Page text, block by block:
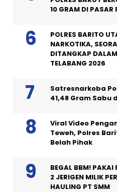
10 GRAM DI PASAR
POLRES BARITO
NARKOTIKA,
DITANGKAP
TELABANG 2026
Satresnarkoba
41,48 Gram Sabu
Viral Video
Teweh, Polres
Belah Pihak
BEGAL BBM! PAKAI
2 JERIGEN MILIK
HAULING PT SMM